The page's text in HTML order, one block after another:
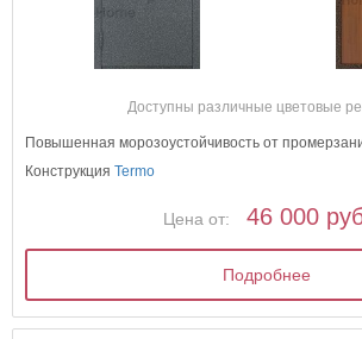
Доступны различные цветовые
Повышенная морозоустойчивость от
КонструкцияTermo
Цена от: 46 000
Подробнее